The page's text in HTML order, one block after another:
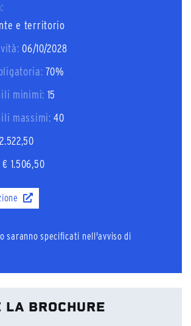
e territorio
06/10/2028
70%
minimi: 15
massimi: 40
€ 1.506,50
saranno specificati nell'avviso di
BROCHURE